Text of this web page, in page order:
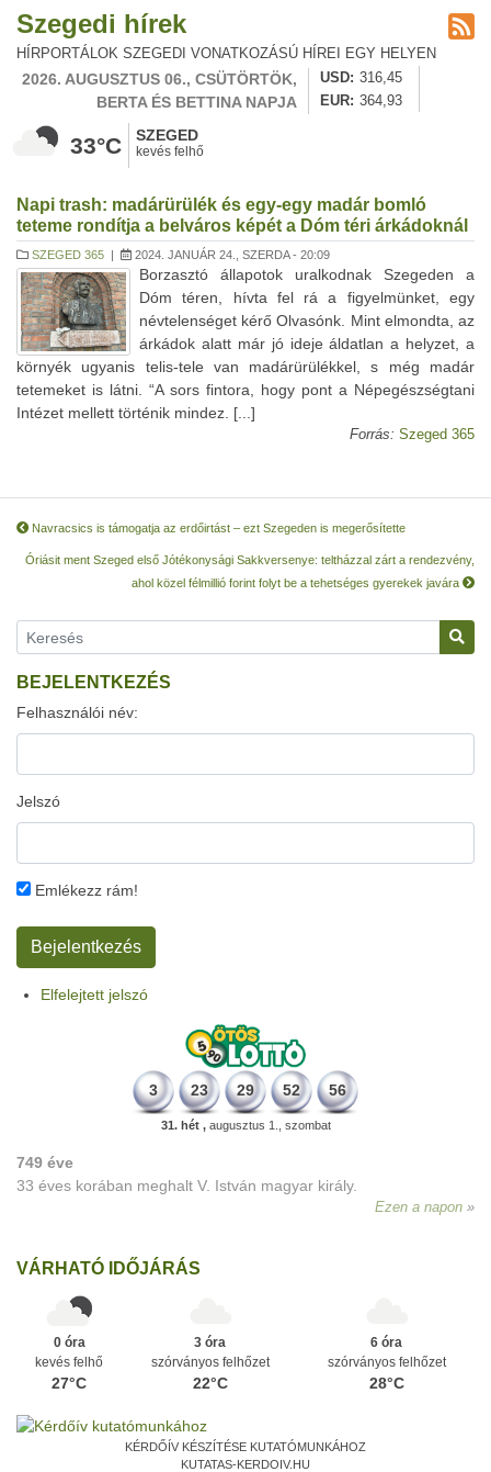
Szegedi hírek
HÍRPORTÁLOK SZEGEDI VONATKOZÁSÚ HÍREI EGY HELYEN
2026. AUGUSZTUS 06., CSÜTÖRTÖK,
BERTA ÉS BETTINA NAPJA
USD
316,45
EUR
364,93
33°C SZEGED
kevés felhő
Napi trash: madárürülék és egy-egy madár bomló
teteme rondítja a belváros képét a Dóm téri árkádoknál
SZEGED 365 | 2024. JANUÁR 24., SZERDA - 20:09
Borzasztó állapotok uralkodnak Szegeden a
Dóm téren, hívta fel rá a figyelmünket, egy
névtelenséget kérő Olvasónk. Mint elmondta, az
árkádok alatt már jó ideje áldatlan a helyzet, a
környék ugyanis telis-tele van madárürülékkel, s még madár
tetemeket is látni. “A sors fintora, hogy pont a Népegészségtani
Intézet mellett történik mindez. [...]
Forrás: Szeged 365
Navracsics is támogatja az erdőirtást – ezt Szegeden is megerősítette
Óriásit ment Szeged első Jótékonysági Sakkversenye: teltházzal zárt a rendezvény,
ahol közel félmillió forint folyt be a tehetséges gyerekek javára
BEJELENTKEZÉS
Felhasználói név:
Jelszó
Emlékezz rám!
Elfelejtett jelszó
3 23 29 52 56
31. hét ,augusztus 1., szombat
749 éve
33 éves korában meghalt V. István magyar király.
Ezen a napon
VÁRHATÓ IDŐJÁRÁS
0 óra
kevés felhő
27°C
3 óra
szórványos felhőzet
22°C
6 óra
szórványos felhőzet
28°C
KÉRDŐÍV KÉSZÍTÉSE KUTATÓMUNKÁHOZ
KUTATAS-KERDOIV.HU